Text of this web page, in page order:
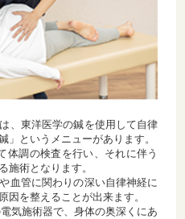
、東洋医学の鍼を使用して自律
」というメニューがあります。
体調の検査を行い、それに伴う
施術となります。
血管に関わりの深い自律神経に
因を整えることが出来ます。
気施術器で、身体の奥深くにあ